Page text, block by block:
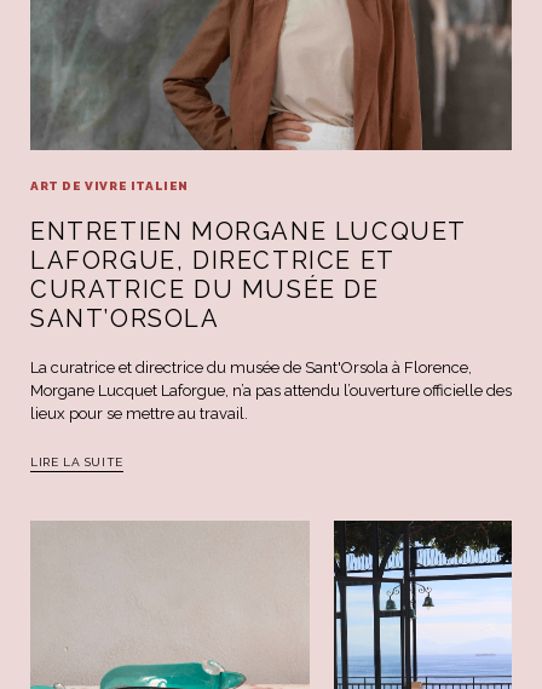
ART DE VIVRE ITALIEN
ENTRETIEN MORGANE LUCQUET
LAFORGUE, DIRECTRICE ET
CURATRICE DU MUSÉE DE
SANT’ORSOLA
La curatrice et directrice du musée de Sant'Orsola à Florence,
Morgane Lucquet Laforgue, n’a pas attendu l’ouverture officielle des
lieux pour se mettre au travail.
LIRE LA SUITE